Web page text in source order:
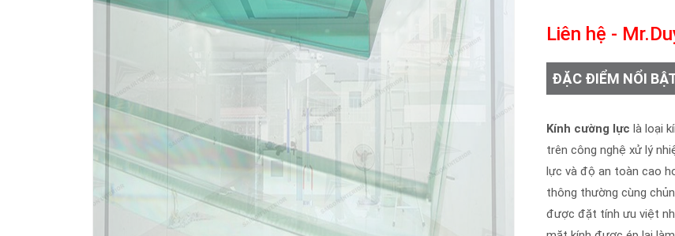
Liên hệ -
ĐẶC ĐIỂM NỔI
Kính cường lực là loại
trên công nghệ xử lý
lực và độ an toàn cao
thông thường cùng
được đặt tính ưu việt